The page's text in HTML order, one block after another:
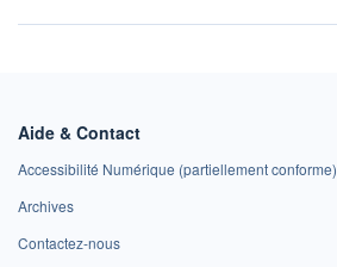
Aide & Contact
Accessibilité Numérique (partiellement conforme)
Archives
Contactez-nous